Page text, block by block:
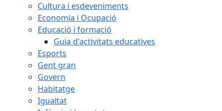
Cultura i esdeveniments
Economia i Ocupació
Educació i formació
Guia d'activitats educatives
Esports
Gent gran
Govern
Habitatge
Igualtat